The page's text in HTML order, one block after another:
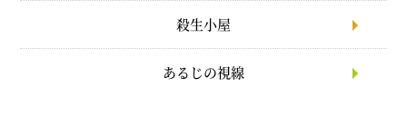
殺生小屋
あるじの視線